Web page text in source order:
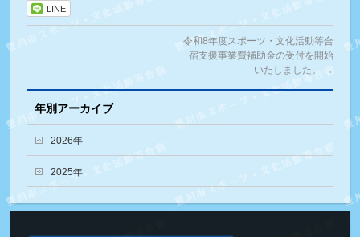
LINE
令和8年度スポーツ・文化活動等合
宿支援事業費補助金の受付を開始
いたしました。
→
年別アーカイブ
2026年
2025年